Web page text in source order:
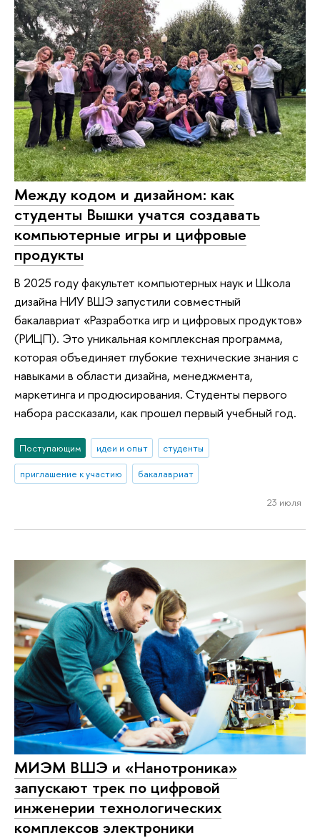
Между кодом и дизайном: как
студенты Вышки учатся создавать
компьютерные игры и цифровые
продукты
В 2025 году факультет компьютерных наук и Школа
дизайна НИУ ВШЭ запустили совместный
бакалавриат «Разработка игр и цифровых продуктов»
(РИЦП). Это уникальная комплексная программа,
которая объединяет глубокие технические знания с
навыками в области дизайна, менеджмента,
маркетинга и продюсирования. Студенты первого
набора рассказали, как прошел первый учебный год.
Поступающим идеи и опыт
студенты
приглашение к участию
бакалавриат
23 июля
МИЭМ ВШЭ и «Нанотроника»
запускают трек по цифровой
инженерии технологических
комплексов электроники